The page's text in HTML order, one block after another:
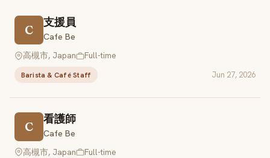
C
支援員
Cafe Be
高槻市, Japan
Full-time
Barista & Café Staff Jun 27, 2026
C
看護師
Cafe Be
高槻市, Japan
Full-time